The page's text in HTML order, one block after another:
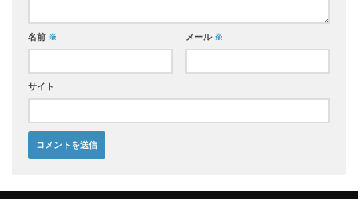
名前 ※ メール ※
サイト